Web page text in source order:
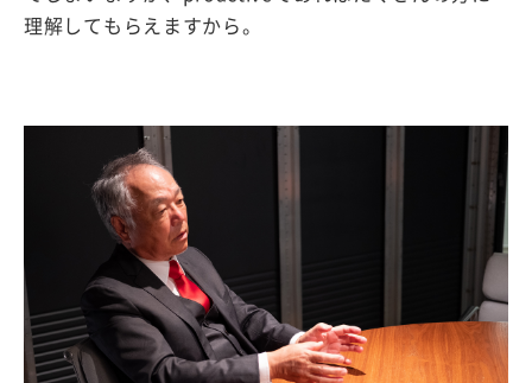
理解してもらえますから。